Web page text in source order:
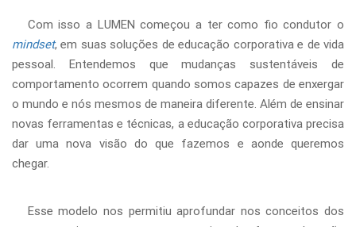
Com isso a LUMEN começou a ter como fio condutor o
mindset, em suas soluções de educação corporativa e de vida
pessoal. Entendemos que mudanças sustentáveis de
comportamento ocorrem quando somos capazes de enxergar
o mundo e nós mesmos de maneira diferente. Além de ensinar
novas ferramentas e técnicas, a educação corporativa precisa
dar uma nova visão do que fazemos e aonde queremos
chegar.
Esse modelo nos permitiu aprofundar nos conceitos dos